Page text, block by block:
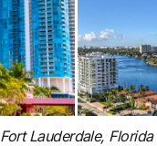
Fort Lauderdale, Florida